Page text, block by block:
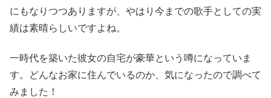
にもなりつつありますが、やはり今までの歌手としての実
績は素晴らしいですよね。
一時代を築いた彼女の自宅が豪華という噂になっていま
す。
どんなお家に住んでいるのか、気になったので調べて
みました！